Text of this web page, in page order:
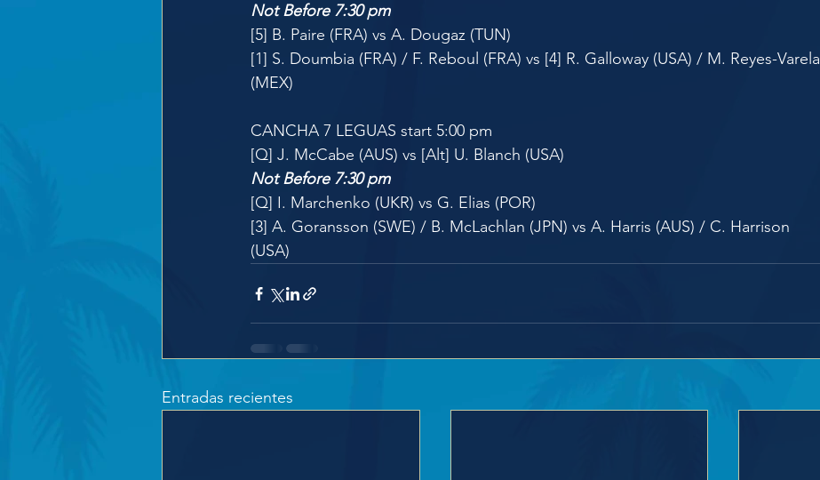
Not Before 7:30 pm
[5] B. Paire (FRA) vs A. Dougaz (TUN)
[1] S. Doumbia (FRA) / F. Reboul (FRA) vs [4] R. Galloway (USA) / M. Reyes-Varela
(MEX)
CANCHA 7 LEGUAS start 5:00 pm
[Q] J. McCabe (AUS) vs [Alt] U. Blanch (USA)
Not Before 7:30 pm
[Q] I. Marchenko (UKR) vs G. Elias (POR)
[3] A. Goransson (SWE) / B. McLachlan (JPN) vs A. Harris (AUS) / C. Harrison
(USA)
Entradas recientes